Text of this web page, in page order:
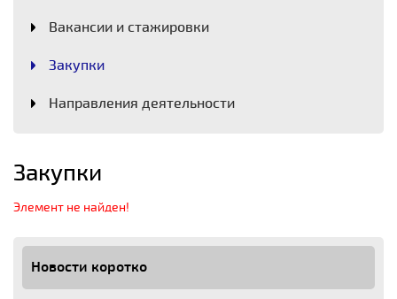
Вакансии и стажировки
Закупки
Направления деятельности
Закупки
Элемент не найден!
Новости коротко